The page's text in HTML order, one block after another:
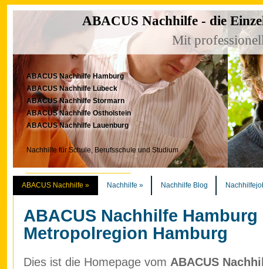
ABACUS Nachhilfe - die
Mit
ABACUS Nachhilfe Hamburg
ABACUS Nachhilfe Lübeck
ABACUS Nachhilfe Stormarn
ABACUS Nachhilfe Ostholstein
ABACUS Nachhilfe Lauenburg
Nachhilfe für Schule, Berufsschule und Studium
ABACUS Nachhilfe » Nachhilfe » Nachhilfe Blog
ABACUS Nachhilfe Hamburg
Metropolregion Hamburg
Dies ist die Homepage vom ABACUS